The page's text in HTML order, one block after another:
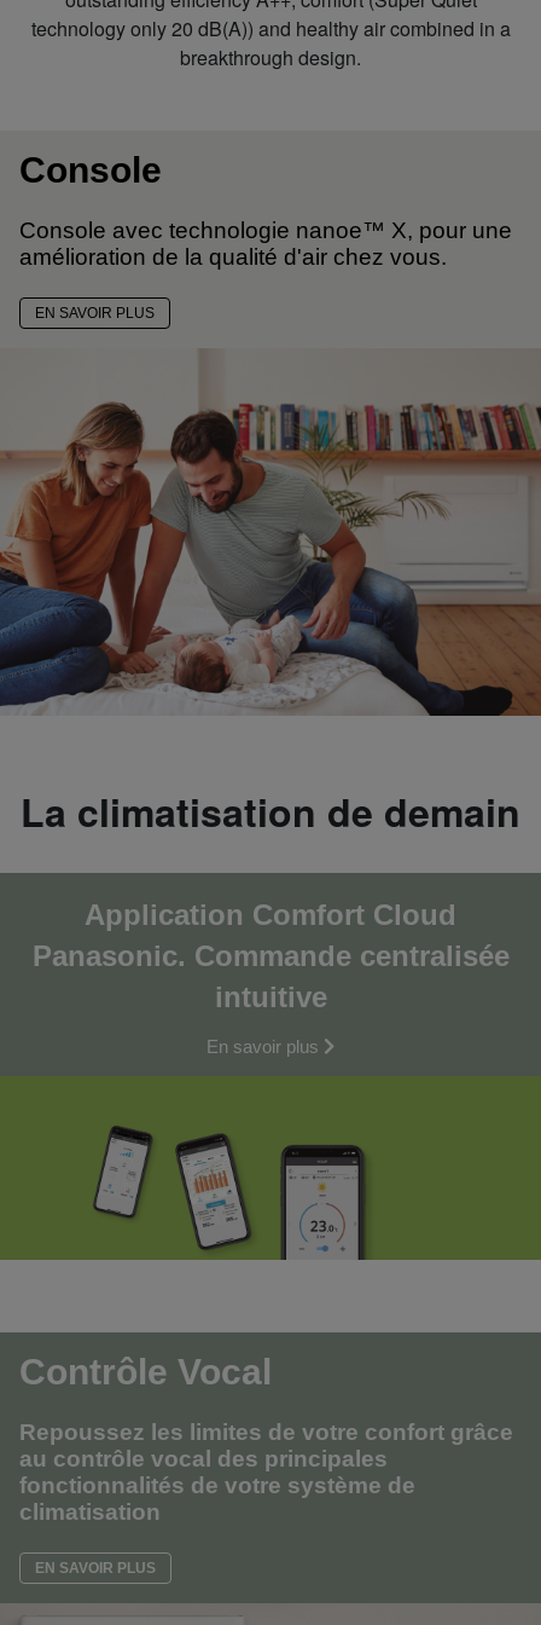
technology only 20 dB(A)) and healthy air combined in a
breakthrough design.
Console
Console avec technologie nanoe™ X, pour une
amélioration de la qualité d'air chez vous.
EN SAVOIR PLUS
La climatisation de demain
Application Comfort Cloud
Panasonic. Commande centralisée
intuitive
En savoir plus
Contrôle Vocal
Repoussez les limites de votre confort grâce
au contrôle vocal des principales
fonctionnalités de votre système de
climatisation
EN SAVOIR PLUS